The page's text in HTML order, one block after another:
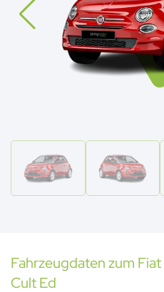
Fahrzeugdaten zum Fiat
Cult Ed